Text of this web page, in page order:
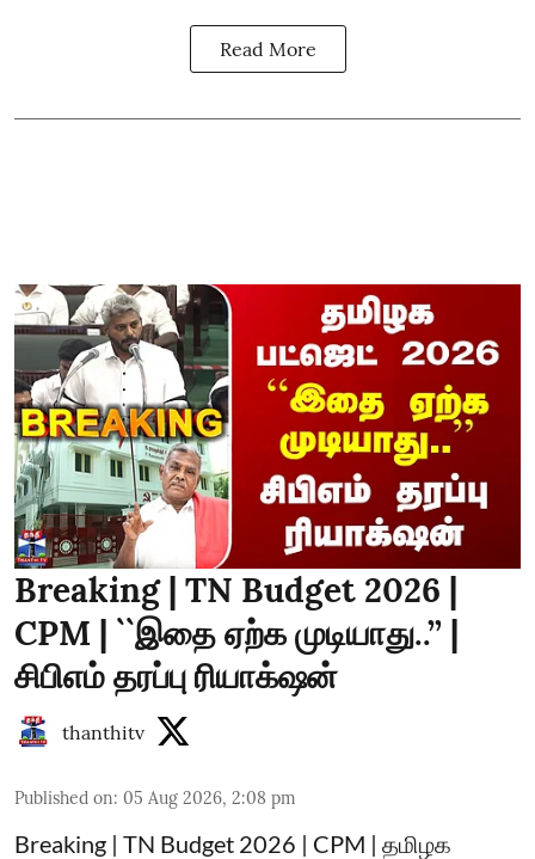
Read More
Breaking | TN Budget 2026 |
CPM | ``இதை ஏற்க முடியாது..’’ |
சிபிஎம் தரப்பு ரியாக்‌ஷன்
thanthitv
Published on: 05 Aug 2026, 2:08 pm
Breaking | TN Budget 2026 | CPM | தமிழக